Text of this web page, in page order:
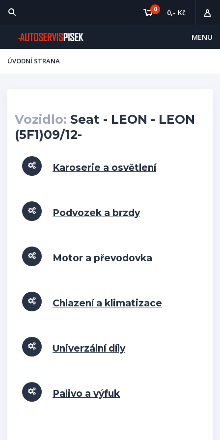
MENU
0 0,- Kč
ÚVODNÍ STRANA
Vozidlo: Seat - LEON - LEON
(5F1)09/12-
Karoserie a osvětlení
Podvozek a brzdy
Motor a převodovka
Chlazení a klimatizace
Univerzální díly
Palivo a výfuk